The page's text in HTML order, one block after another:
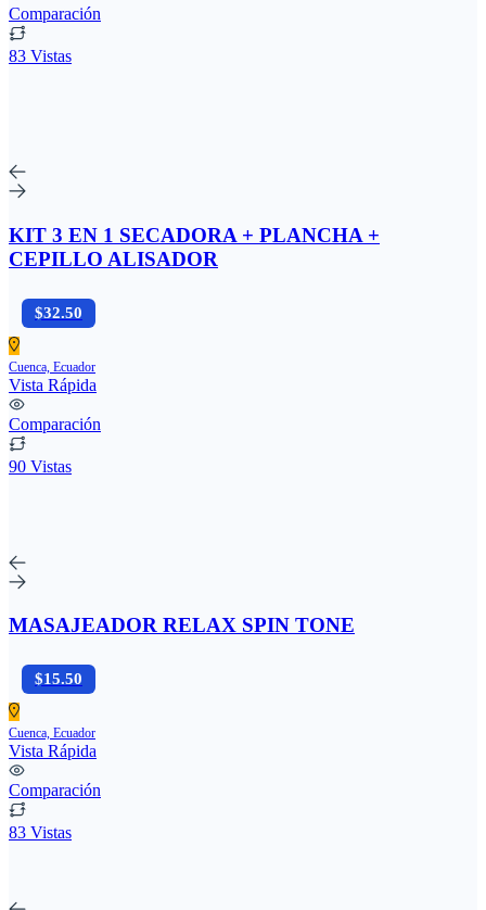
Comparación
83 Vistas
KIT 3 EN 1 SECADORA + PLANCHA +
CEPILLO ALISADOR
$32.50
Cuenca, Ecuador
Vista Rápida
Comparación
90 Vistas
MASAJEADOR RELAX SPIN TONE
$15.50
Cuenca, Ecuador
Vista Rápida
Comparación
83 Vistas